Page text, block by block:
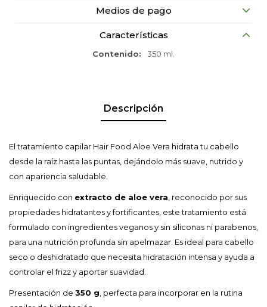
Medios de pago
Características
Contenido 350 ml.
Descripción
El tratamiento capilar Hair Food Aloe Vera hidrata tu cabello
desde la raíz hasta las puntas, dejándolo más suave, nutrido y
con apariencia saludable.
Enriquecido con extracto de aloe vera , reconocido por sus
propiedades hidratantes y fortificantes, este tratamiento está
formulado con ingredientes veganos y sin siliconas ni parabenos,
para una nutrición profunda sin apelmazar. Es ideal para cabello
seco o deshidratado que necesita hidratación intensa y ayuda a
controlar el frizz y aportar suavidad.
Presentación de 350 g , perfecta para incorporar en la rutina